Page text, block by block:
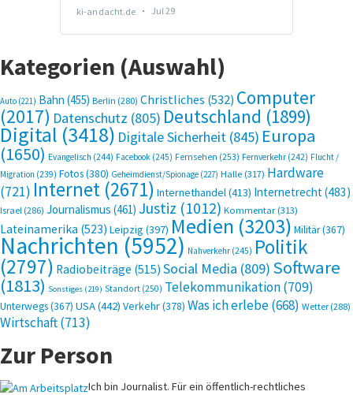
Kategorien (Auswahl)
Auto (221) Bahn (455) Berlin (280) Christliches (532) Computer
(2017) Datenschutz (805) Deutschland (1899)
Digital (3418) Digitale Sicherheit (845) Europa
(1650) Evangelisch (244) Facebook (245) Fernsehen (253) Fernverkehr (242) Flucht /
Migration (239) Fotos(380) Geheimdienst/Spionage (227) Halle(317) Hardware
(721) Internet (2671) Internethandel(413) Internetrecht(483)
Israel (286) Journalismus (461) Justiz (1012) Kommentar(313)
Lateinamerika (523) Leipzig (397) Medien (3203) Militär(367)
Nachrichten(5952) Nahverkehr (245) Politik
(2797) Radiobeiträge (515) Social Media (809) Software
(1813) Sonstiges (219) Standort (250) Telekommunikation(709)
Unterwegs(367) USA(442) Verkehr(378) Was ich erlebe(668) Wetter (288)
Wirtschaft(713)
Zur Person
Ich bin Journalist. Für ein öffentlich-rechtliches